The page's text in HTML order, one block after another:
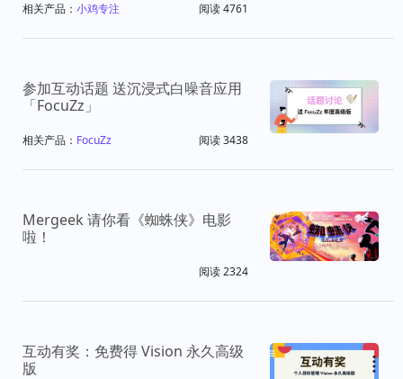
相关产品： 小鸡专注 阅读 4761
参加互动话题 送沉浸式白噪音应用
「FocuZz」
相关产品： FocuZz 阅读 3438
Mergeek 请你看《蜘蛛侠》电影
啦！
阅读 2324
互动有奖：免费得 Vision 永久高级
版